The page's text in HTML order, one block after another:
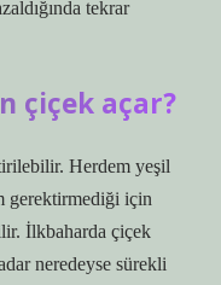
tekrar
çiçek açar?
Herdem yeşil
gerektirmediği için
İlkbaharda çiçek
neredeyse sürekli